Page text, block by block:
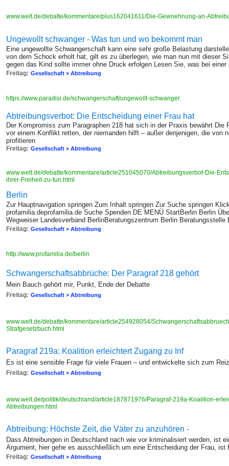
www.welt.de/debatte/kommentare/plus162041611/Die-Gewoehnung-an-
Ungewollt schwanger - Was tun und wo bekommt man
Eine ungewollte Schwangerschaft kann eine sehr große Belastung
von dem Schock erholt hat, gilt es zu überlegen, wie man nun mit dieser
gegen das Kind sollte immer ohne Druck erfolgen Lesen Sie, was bei einer
Freitag: Gesellschaft > Abtreibung
https://www.paradisi.de/schwangerschaft/ungewollt-schwanger
Abtreibungsverbot: Die Entscheidung einer Frau hat
Der Kompromiss zum Paragraphen 218 hat sich in der Praxis bewährt
vor einem Konflikt retten, der niemanden hilft – außer denjenigen, die von
profitieren
Freitag: Gesellschaft > Abtreibung
www.welt.de/debatte/kommentare/article251045070/Abtreibungsverbot-Die-
ihrer-Freiheit-zu-tun.html
Berlin
Zur Hauptnavigation springen Zum Inhalt springen Zur Suche springen
profamilia.deprofamilia.de Suche Spenden DE MENÜ StartBerlin Berlin
Wegweiser Landesverband BerlinBeratungszentrum Berlin
Freitag: Gesellschaft > Abtreibung
http://www.profamilia.de/berlin
Schwangerschaftsabbrüche: Der Paragraf 218 gehört
Mein Bauch gehört mir, Punkt, Ende der Debatte
Freitag: Gesellschaft > Abtreibung
www.welt.de/debatte/kommentare/article254928054/
Strafgesetzbuch.html
Paragraf 219a: Koalition erleichtert Zugang zu Inf
Es ist eine sensible Frage für viele Frauen – und entwickelte sich zum
Freitag: Gesellschaft > Abtreibung
www.welt.de/politik/deutschland/article187871976/Paragraf-219a-Koalition-
Abtreibungen.html
Abtreibung: Höchste Zeit, die Väter zu anzuhören -
Dass Abtreibungen in Deutschland nach wie vor kriminalisiert werden, ist
Argument, hier gehe es ausschließlich um eine Entscheidung der Frau, ist
Freitag: Gesellschaft > Abtreibung